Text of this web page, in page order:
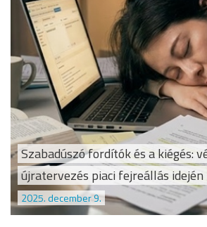
Szabadúszó fordítók és a kiégés:
újratervezés piaci fejreállás idején
2025. december 9.